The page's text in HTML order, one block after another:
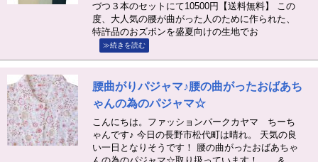
づつ３本のセットにて10500円【送料無料】 この
度、大人気の腰が曲がった人のために作られた、
特許品のおズボンを盛夏向けの生地でお
≫続きを読む
腰曲がりパジャマ♪腰の曲がったおばあち
ゃんの為のパジャマ☆
こんにちは。ファッションパークカヤマ ちーち
ゃんです♪ 今日の長野市松代町は晴れ。 天気の良
い一日となりそうです！ 腰の曲がったおばあちゃ